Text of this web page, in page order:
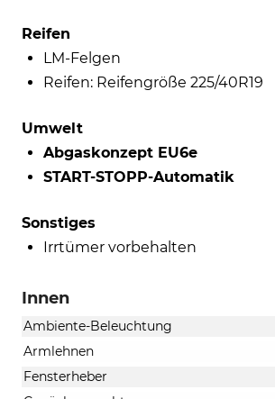
Reifen
LM-Felgen
Reifen: Reifengröße 225/40R19
Umwelt
Abgaskonzept EU6e
START-STOPP-Automatik
Sonstiges
Irrtümer vorbehalten
Innen
Ambiente-Beleuchtung
Armlehnen
Fensterheber